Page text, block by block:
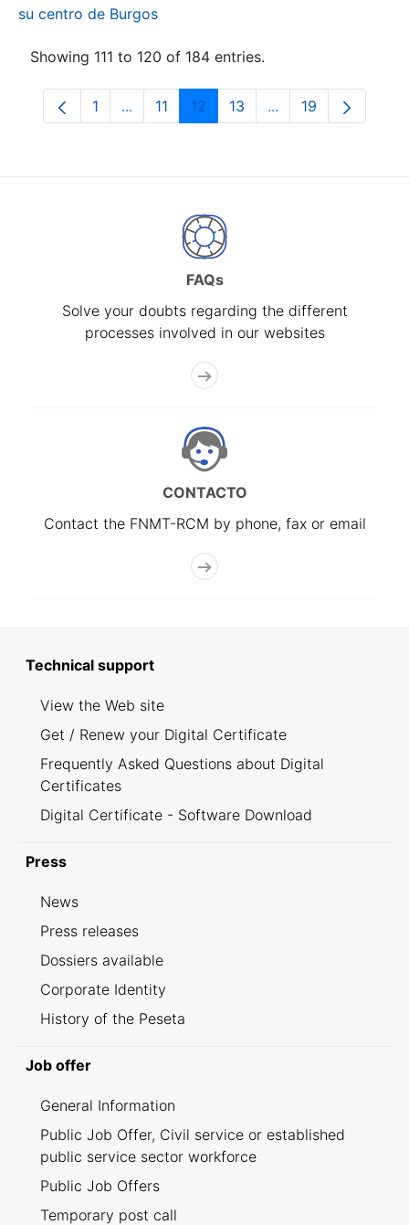
su centro de Burgos
Showing 111 to 120 of 184 entries.
Page
1 ...Intermediate Pages Use TAB to navigate.
Page
11 Page
12 Page
13 ...Intermediate
Page
19
FAQs
Solve your doubts regarding the different
processes involved in our websites
CONTACTO
Contact the FNMT-RCM by phone, fax or email
Technical support
View the Web site
Get / Renew your Digital Certificate
Frequently Asked Questions about Digital
Certificates
Digital Certificate - Software Download
Press
News
Press releases
Dossiers available
Corporate Identity
History of the Peseta
Job offer
General Information
Public Job Offer, Civil service or established
public service sector workforce
Public Job Offers
Temporary post call